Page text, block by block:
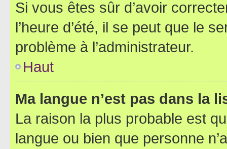
Si vous êtes sûr d’avoir
l’heure d’été, il se peut que le
problème à l’administrateur.
Haut
Ma langue n’est pas dans la
La raison la plus probable est
langue ou bien que personne